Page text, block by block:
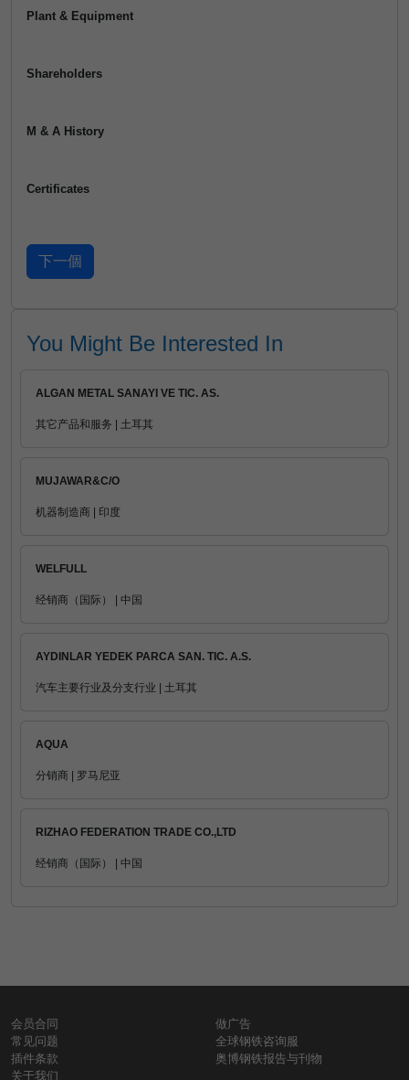
Plant & Equipment
Shareholders
M & A History
Certificates
You Might Be Interested In
ALGAN METAL SANAYI VE TIC. AS.
其它产品和服务 | 土耳其
MUJAWAR&C/O
机器制造商 | 印度
WELFULL
经销商（国际） | 中国
AYDINLAR YEDEK PARCA SAN. TIC. A.S.
汽车主要行业及分支行业 | 土耳其
AQUA
分销商 | 罗马尼亚
RIZHAO FEDERATION TRADE CO.,LTD
经销商（国际） | 中国
会员合同
常见问题
插件条款
关于我们
做广告
全球钢铁咨询服
奥博钢铁报告与刊物